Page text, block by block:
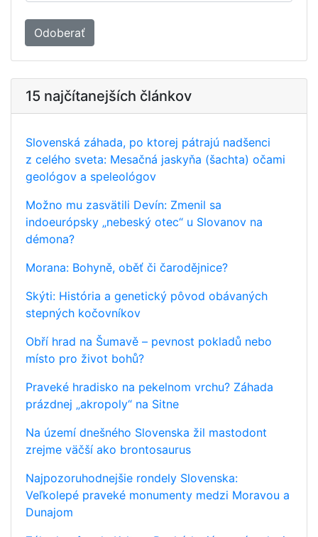
Odoberať
15 najčítanejších článkov
Slovenská záhada, po ktorej pátrajú nadšenci
z celého sveta: Mesačná jaskyňa (šachta) očami
geológov a speleológov
Možno mu zasvätili Devín: Zmenil sa
indoeurópsky „nebeský otec“ u Slovanov na
démona?
Morana: Bohyně, oběť či čarodějnice?
Skýti: História a genetický pôvod obávaných
stepných kočovníkov
Obří hrad na Šumavě – pevnost pokladů nebo
místo pro život bohů?
Praveké hradisko na pekelnom vrchu? Záhada
prázdnej „akropoly“ na Sitne
Na území dnešného Slovenska žil mastodont
zrejme väčší ako brontosaurus
Najpozoruhodnejšie rondely Slovenska:
Veľkolepé praveké monumenty medzi Moravou a
Dunajom